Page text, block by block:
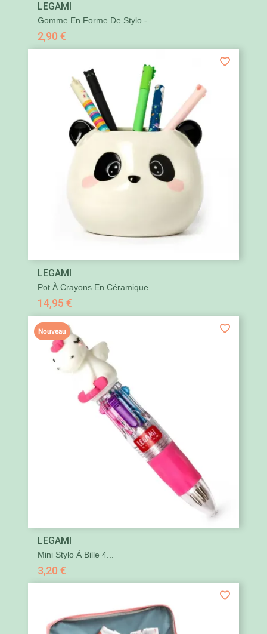
LEGAMI
Gomme En Forme De Stylo -...
2,90 €
LEGAMI
Pot À Crayons En Céramique...
14,95 €
LEGAMI
Mini Stylo À Bille 4...
3,20 €
Nouveau